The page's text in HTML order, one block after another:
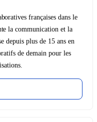
françaises dans le
la communication et la
depuis plus de 15 ans en
de demain pour les